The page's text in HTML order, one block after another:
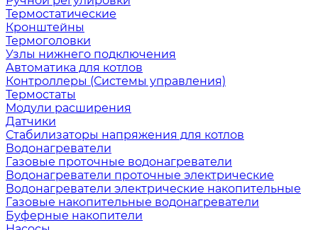
Термостатические
Кронштейны
Термоголовки
Узлы нижнего подключения
Автоматика для котлов
Контроллеры (Системы управления)
Термостаты
Модули расширения
Датчики
Стабилизаторы напряжения для котлов
Водонагреватели
Газовые проточные водонагреватели
Водонагреватели проточные электрические
Водонагреватели электрические накопительные
Газовые накопительные водонагреватели
Буферные накопители